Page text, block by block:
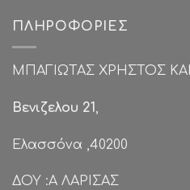
ΠΛΗΡΟΦΟΡΊΕΣ
ΜΠΑΓΙΩΤΑΣ ΧΡΗΣΤΟΣ
Βενιζελου 21,
Ελασσόνα ,40200
ΔΟΥ :Α ΛΑΡΙΣΑΣ